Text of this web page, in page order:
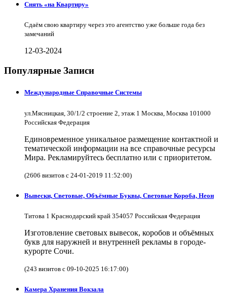
Снять «на Квартиру»
Сдаём свою квартиру через это агентство уже больше года без
замечаний
12-03-2024
Популярные Записи
Международные Справочные Системы
ул.Мясницкая, 30/1/2 строение 2, этаж 1 Москва, Москва 101000
Российская Федерация
Единовременное уникальное размещение контактной и
тематической информации на все справочные ресурсы
Мира. Рекламируйтесь бесплатно или с приоритетом.
(2606 визитов с 24-01-2019 11:52:00)
Вывески, Световые, Объёмные Буквы, Световые Короба, Неон
Титова 1 Краснодарский край 354057 Российская Федерация
Изготовление световых вывесок, коробов и объёмных
букв для наружней и внутренней рекламы в городе-
курорте Сочи.
(243 визитов с 09-10-2025 16:17:00)
Камера Хранения Вокзала